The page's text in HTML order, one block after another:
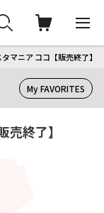
マニア ココ【販売終了】
My FAVORITES
終了】